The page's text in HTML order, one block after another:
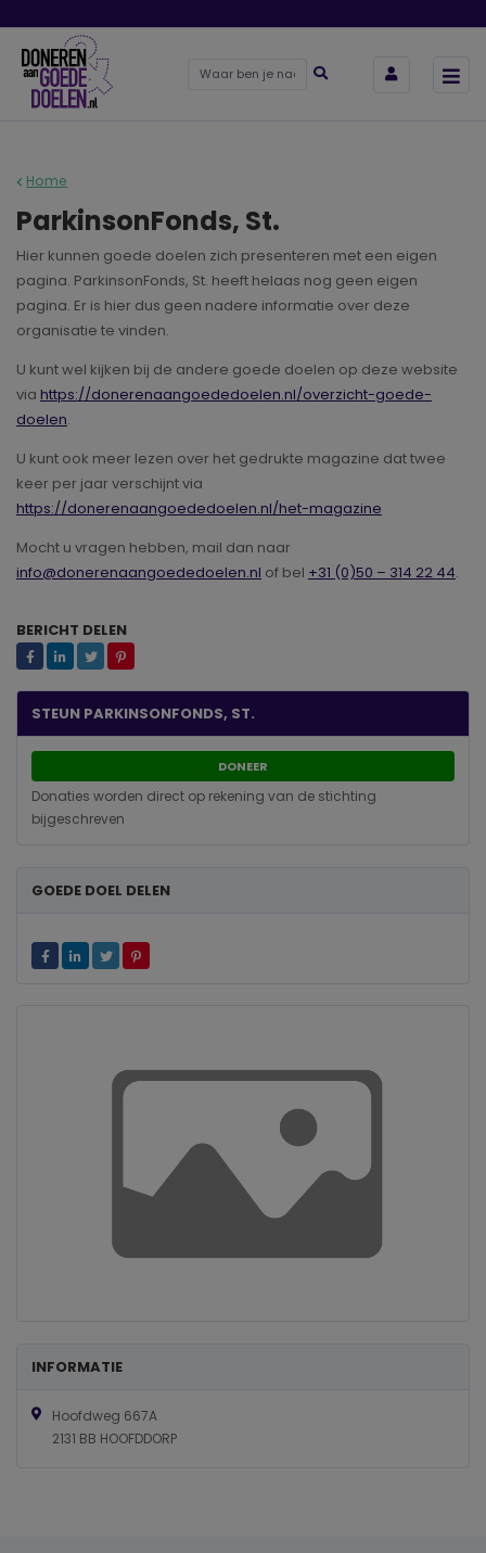
Home
ParkinsonFonds, St.
Hier kunnen goede doelen zich presenteren met een eigen
pagina. ParkinsonFonds, St. heeft helaas nog geen eigen
pagina. Er is hier dus geen nadere informatie over deze
organisatie te vinden.
U kunt wel kijken bij de andere goede doelen op deze website
via https://donerenaangoededoelen.nl/overzicht-goede-
doelen.
U kunt ook meer lezen over het gedrukte magazine dat twee
keer per jaar verschijnt via
https://donerenaangoededoelen.nl/het-magazine
Mocht u vragen hebben, mail dan naar
info@donerenaangoededoelen.nl of bel +31 (0)50 – 314 22 44.
BERICHT DELEN
STEUN PARKINSONFONDS, ST.
DONEER
Donaties worden direct op rekening van de stichting
bijgeschreven
GOEDE DOEL DELEN
INFORMATIE
Hoofdweg 667A
2131 BB HOOFDDORP